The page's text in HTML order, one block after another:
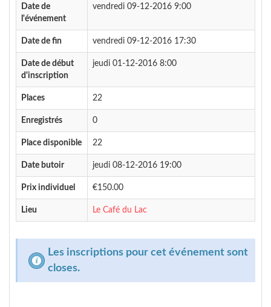
Date de
l'événement
vendredi 09-12-2016 9:00
Date de fin vendredi 09-12-2016 17:30
Date de début
d'inscription
jeudi 01-12-2016 8:00
Places 22
Enregistrés 0
Place disponible 22
Date butoir jeudi 08-12-2016 19:00
Prix individuel €150.00
Lieu Le Café du Lac
Les inscriptions pour cet événement sont
closes.